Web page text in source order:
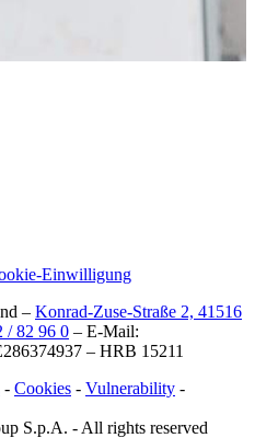
Einwilligung
– Konrad-Zuse-Straße 2, 41516
/ 82 96 0 – E-Mail:
– HRB 15211
- Cookies - Vulnerability -
S.p.A. - All rights reserved